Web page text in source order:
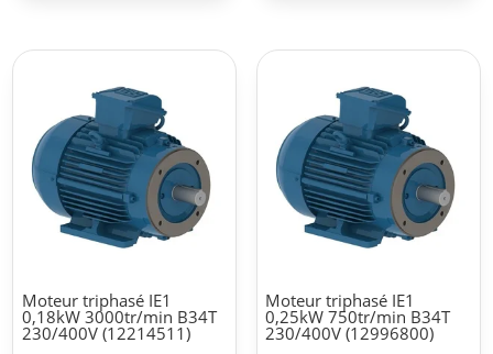
Moteur triphasé IE1
0,18kW 3000tr/min B34T
230/400V (12214511)
Moteur triphasé IE1
0,25kW 750tr/min B34T
230/400V (12996800)